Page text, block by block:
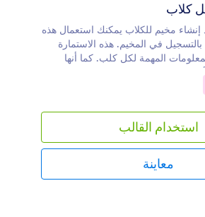
كلاب
مخيم للكلاب يمكنك استعمال هذه
بالتسجيل في المخيم. هذه الاستمارة
المهمة لكل كلب. كما أنها
المتعلقة بالمالك والمعلومات
استخدام القالب
معاينة